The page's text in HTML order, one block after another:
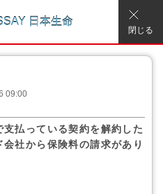
閉じる
09:00
払っている契約を解約した
社から保険料の請求があり